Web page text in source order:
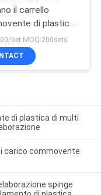
il carrello
di plastica
di macchine per
dell'unità
di più
set MOQ:200sets
di plastica di multi
carico commovente
spinge